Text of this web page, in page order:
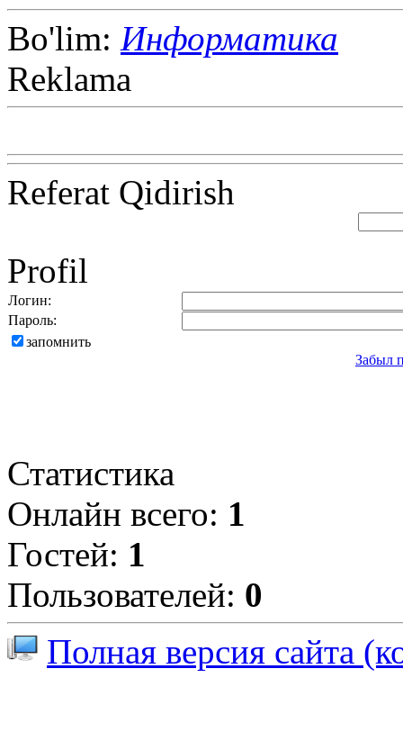
Bo'lim: Информатика
Reklama
Referat Qidirish
Profil
Логин:
Пароль:
запомнить
Забыл
Статистика
Онлайн всего: 1
Гостей: 1
Пользователей: 0
Полная версия сайта